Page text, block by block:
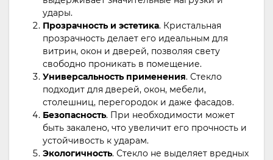
удары.
Прозрачность и эстетика. Кристальная
прозрачность делает его идеальным для
витрин, окон и дверей, позволяя свету
свободно проникать в помещение.
Универсальность применения. Стекло
подходит для дверей, окон, мебели,
столешниц, перегородок и даже фасадов.
Безопасность. При необходимости может
быть закалено, что увеличит его прочность и
устойчивость к ударам.
Экологичность. Стекло не выделяет вредных